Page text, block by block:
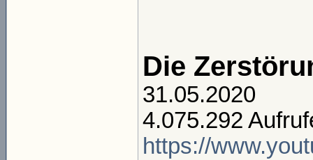
Die
31.05.2020
4.075.292
https://